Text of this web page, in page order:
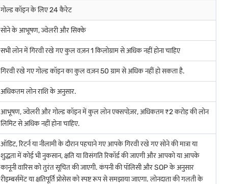
आर्थिक स्थितियां, अक्सर वैश्विक सोने की कीमतों में उतार-चढ़ाव का कारण बनती हैं,
से बदलाव कर सकते हैं. स्थानीय मांग भी एक प्रमुख भूमिका निभाती है, विशेष रूप से
चढ़ाव होते हैं, जिससे कीमतों में बार-बार उतार-चढ़ाव होता है.
गोल्ड कॉइन के लिए 24 कैरेट
सोने के आभूषण, ज्वेलरी और सिक्के
सभी लोन में गिरवी रखे गए कुल वज़न 1 किलोग्राम से अधिक नहीं होना चाहिए
गिरवी रखे गए गोल्ड कॉइन का कुल वज़न 50 ग्राम से अधिक नहीं हो सकता है.
अधिकतम लोन राशि के अनुसार.
आभूषण, ज्वेलरी और गोल्ड कॉइन में कुल लोन एक्सपोज़र, अधिकतम ₹2 करोड़ की लोन
लिमिट से अधिक नहीं होना चाहिए.
ऑडिट, रिटर्न या नीलामी के दौरान पहचाने गए आपके गिरवी रखे गए सोने की मात्रा या
शुद्धता में कोई भी नुकसान, क्षति या विसंगति रिकॉर्ड की जाएगी और आपको या आपके
कानूनी वारिस को तुरंत सूचित की जाएगी. कंपनी की पॉलिसी और SOP के अनुसार
रीइम्बर्समेंट या क्षतिपूर्ति प्रोसेस को स्पष्ट रूप से समझाया जाएगा. लोनदाता की गलती के